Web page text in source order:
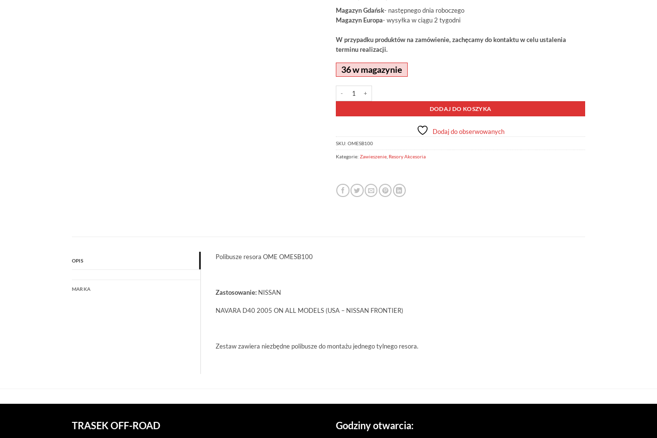
Magazyn Gdańsk- następnego dnia roboczego
Magazyn Europa- wysyłka w ciągu 2 tygodni
W przypadku produktów na zamówienie, zachęcamy do kontaktu w celu ustalenia
terminu realizacji.
36 w magazynie
DODAJ DO KOSZYKA
Alternative:
Dodaj do obserwowanych
SKU: OMESB100
Kategorie: Zawieszenie, Resory Akcesoria
OPIS
MARKA
Polibusze resora OME OMESB100
Zastosowanie: NISSAN
NAVARA D40 2005 ON ALL MODELS (USA – NISSAN FRONTIER)
Zestaw zawiera niezbędne polibusze do montażu jednego tylnego resora.
TRASEK OFF-ROAD Godziny otwarcia: